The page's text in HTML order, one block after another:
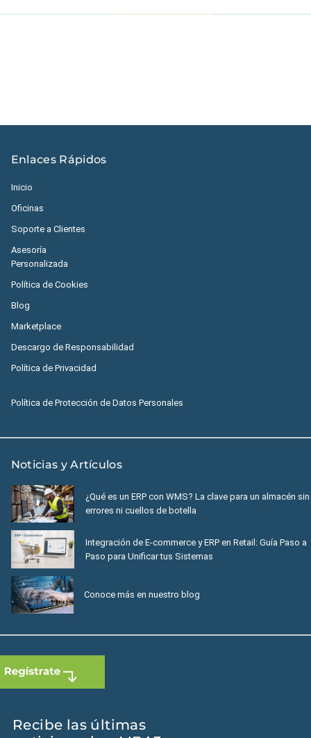
Enlaces Rápidos
Inicio
Oficinas
Soporte a Clientes
Asesoría
Personalizada
Política de Cookies
Blog
Marketplace
Descargo de Responsabilidad
Política de Privacidad
Política de Protección de Datos Personales
Noticias y Artículos
¿Qué es un ERP con WMS? La clave para un almacén sin
errores ni cuellos de botella
Integración de E-commerce y ERP en Retail: Guía Paso a
Paso para Unificar tus Sistemas
Conoce más en nuestro blog
Recibe las últimas